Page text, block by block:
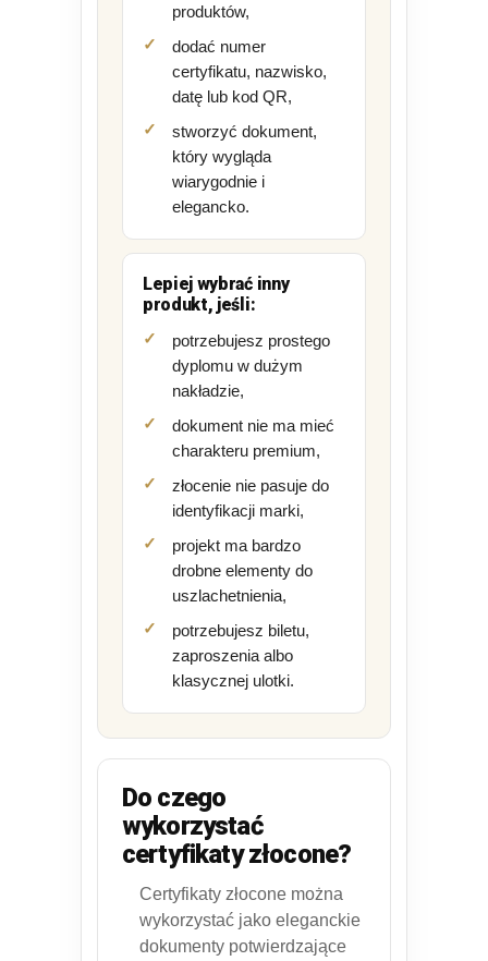
produktów,
dodać numer
certyfikatu, nazwisko,
datę lub kod QR,
stworzyć dokument,
który wygląda
wiarygodnie i
elegancko.
Lepiej wybrać inny
produkt, jeśli:
potrzebujesz prostego
dyplomu w dużym
nakładzie,
dokument nie ma mieć
charakteru premium,
złocenie nie pasuje do
identyfikacji marki,
projekt ma bardzo
drobne elementy do
uszlachetnienia,
potrzebujesz biletu,
zaproszenia albo
klasycznej ulotki.
Do czego
wykorzystać
certyfikaty złocone?
Certyfikaty złocone można
wykorzystać jako eleganckie
dokumenty potwierdzające